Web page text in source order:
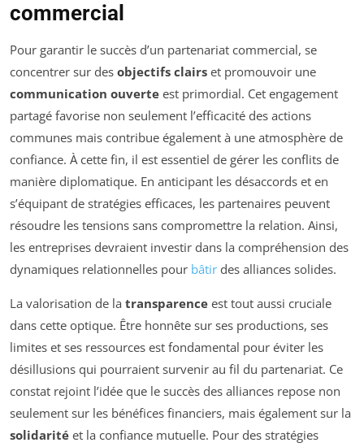
commercial
Pour garantir le succès d’un partenariat commercial, se
concentrer sur des objectifs clairs et promouvoir une
communication ouverte est primordial. Cet engagement
partagé favorise non seulement l’efficacité des actions
communes mais contribue également à une atmosphère de
confiance. À cette fin, il est essentiel de gérer les conflits de
manière diplomatique. En anticipant les désaccords et en
s’équipant de stratégies efficaces, les partenaires peuvent
résoudre les tensions sans compromettre la relation. Ainsi,
les entreprises devraient investir dans la compréhension des
dynamiques relationnelles pour bâtir des alliances solides.
La valorisation de la transparence est tout aussi cruciale
dans cette optique. Être honnête sur ses productions, ses
limites et ses ressources est fondamental pour éviter les
désillusions qui pourraient survenir au fil du partenariat. Ce
constat rejoint l’idée que le succès des alliances repose non
seulement sur les bénéfices financiers, mais également sur la
solidarité et la confiance mutuelle. Pour des stratégies